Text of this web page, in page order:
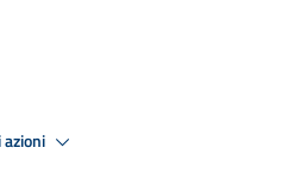
azioni